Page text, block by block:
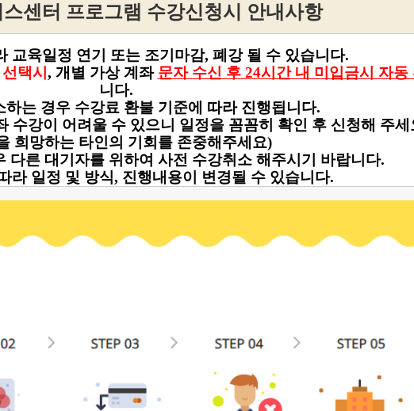
스센터 프로그램 수강신청시 안내사항
교육일정 연기 또는 조기마감, 폐강 될 수 있습니다.
택시 , 개별 가상 계좌 문자 수신 후 24시간 내 미입금시 자동
니다.
하는 경우 수강료 환불 기준에 따라 진행됩니다.
수강이 어려울 수 있으니 일정을 꼼꼼히 확인 후 신청해 주세
희망하는 타인의 기회를 존중해주세요)
다른 대기자를 위하여 사전 수강취소 해주시기 바랍니다.
라 일정 및 방식, 진행내용이 변경될 수 있습니다.